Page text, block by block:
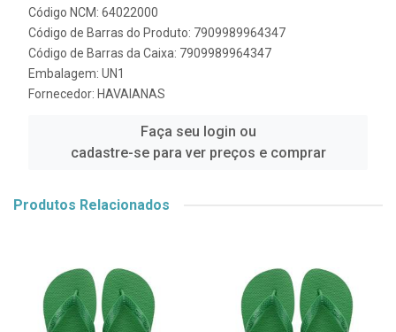
Código NCM: 64022000
Código de Barras do Produto: 7909989964347
Código de Barras da Caixa: 7909989964347
Embalagem: UN1
Fornecedor: HAVAIANAS
Faça seu login ou
cadastre-se para ver preços e comprar
Produtos Relacionados